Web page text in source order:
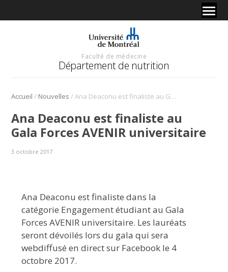
Faculté de médecine
Département de nutrition
Accueil / Nouvelles / Ana Deaconu est finaliste au Gala Forces AVENIR universitaire
Ana Deaconu est finaliste au
Gala Forces AVENIR universitaire
3 octobre 2017
Ana Deaconu est finaliste dans la
catégorie Engagement étudiant au Gala
Forces AVENIR universitaire. Les lauréats
seront dévoilés lors du gala qui sera
webdiffusé en direct sur Facebook le 4
octobre 2017.